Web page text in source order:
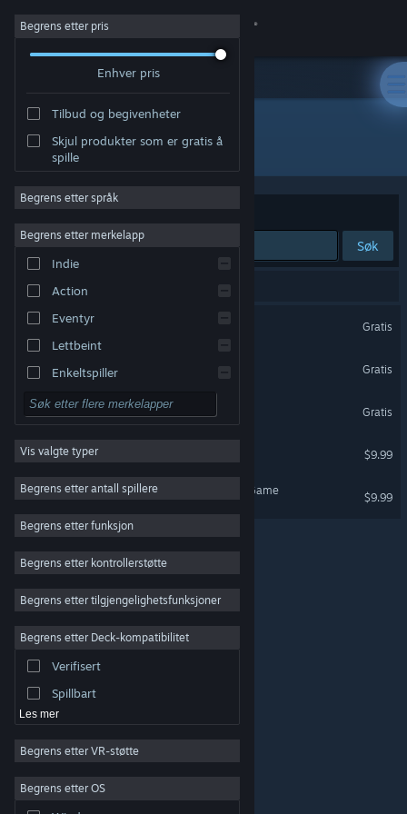
Logg inn
Om
Kundestøtte
Skaff deg Steam-appen på mobil
Vis skrivebordsversjon
© Valve Corporation. Alle rettigheter reservert. Alle
varemerker tilhører sine respektive eiere i USA og andre
Tilgjengelighet|Steams abonnementsavtale|
Refusjoner|Informasjonskapsler
Begrens etter pris
Enhver pris
Tilbud og begivenheter
Skjul produkter som er gratis å
spille
Begrens etter språk
Begrens etter merkelapp
Indie
Action
Eventyr
Lettbeint
Enkeltspiller
Simulering
Rollespill
Strategi
2D
3D
Gratis å spille
Stemningsfullt
Fargerikt
Utforsking
Vis valgte typer
Begrens etter antall spillere
Begrens etter funksjon
Begrens etter kontrollerstøtte
Begrens etter tilgjengelighetsfunksjoner
Begrens etter Deck-kompatibilitet
Verifisert
Spillbart
Les mer
Begrens etter VR-støtte
Begrens etter OS
Utgiver: hublab
Sorter etter Relevans
Søk
5 treff på søket.
Gratis
Gratis
Numbers & Letters
Kun VR
Gratis
Kun VR
$9.99
Great Paintings VR - The Game
$9.99